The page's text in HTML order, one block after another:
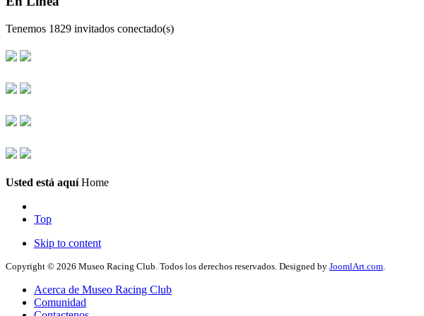
Tenemos 1829 invitados conectado(s)
Usted está aquí Home
Top
Skip to content
Copyright © 2026 Museo Racing Club. Todos los derechos reservados. Designed by JoomlArt.com
Acerca de Museo Racing Club
Comunidad